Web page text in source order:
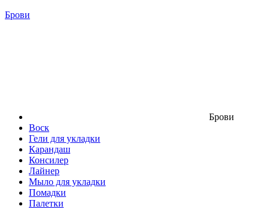
Брови
Брови
Воск
Гели для укладки
Карандаш
Консилер
Лайнер
Мыло для укладки
Помадки
Палетки